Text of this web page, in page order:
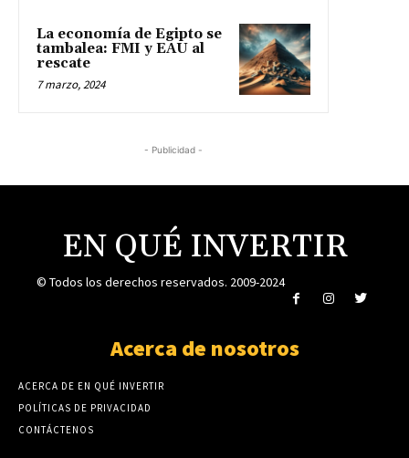
La economía de Egipto se
tambalea: FMI y EAU al
rescate
7 marzo, 2024
- Publicidad -
EN QUÉ INVERTIR
© Todos los derechos reservados. 2009-2024
Acerca de nosotros
ACERCA DE EN QUÉ INVERTIR
POLÍTICAS DE PRIVACIDAD
CONTÁCTENOS